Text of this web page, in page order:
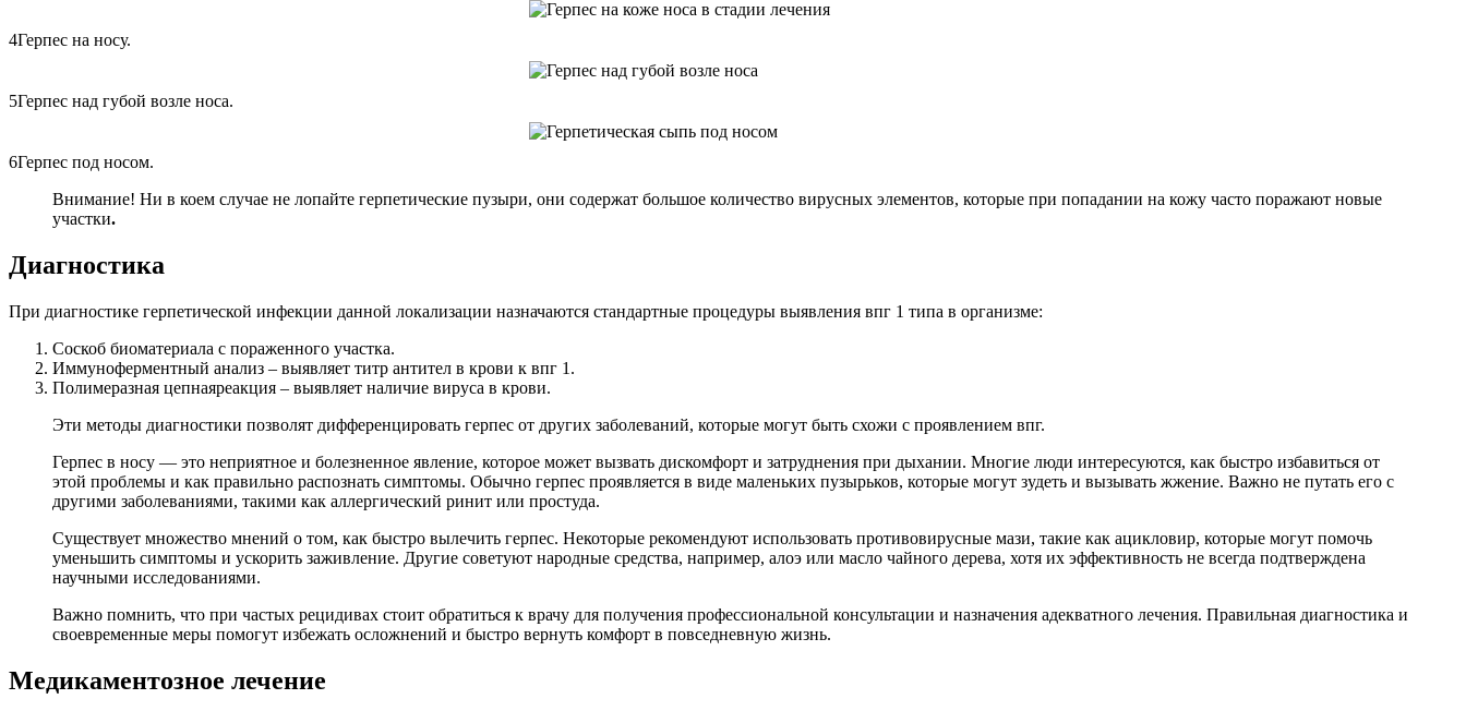
4Герпес на носу.
5Герпес над губой возле носа.
6Герпес под носом.
Внимание! Ни в коем случае не лопайте герпетические пузыри, они содержат большое количество вирусных элементов, которые при попадании на кожу часто поражают новые
участки.
Диагностика
При диагностике герпетической инфекции данной локализации назначаются стандартные процедуры выявления впг 1 типа в организме:
Соскоб биоматериала с пораженного участка.
Иммуноферментный анализ – выявляет титр антител в крови к впг 1.
Полимеразная цепнаяреакция – выявляет наличие вируса в крови.
Эти методы диагностики позволят дифференцировать герпес от других заболеваний, которые могут быть схожи с проявлением впг.
Герпес в носу — это неприятное и болезненное явление, которое может вызвать дискомфорт и затруднения при дыхании. Многие люди интересуются, как быстро избавиться от
этой проблемы и как правильно распознать симптомы. Обычно герпес проявляется в виде маленьких пузырьков, которые могут зудеть и вызывать жжение. Важно не путать его с
другими заболеваниями, такими как аллергический ринит или простуда.
Существует множество мнений о том, как быстро вылечить герпес. Некоторые рекомендуют использовать противовирусные мази, такие как ацикловир, которые могут помочь
уменьшить симптомы и ускорить заживление. Другие советуют народные средства, например, алоэ или масло чайного дерева, хотя их эффективность не всегда подтверждена
научными исследованиями.
Важно помнить, что при частых рецидивах стоит обратиться к врачу для получения профессиональной консультации и назначения адекватного лечения. Правильная диагностика и
своевременные меры помогут избежать осложнений и быстро вернуть комфорт в повседневную жизнь.
Медикаментозное лечение